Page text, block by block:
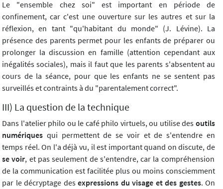
Le "ensemble chez soi" est important en période de
confinement, car c'est une ouverture sur les autres et sur la
réflexion, en tant "qu'habitant du monde" (J. Lévine). La
présence des parents permet pour les enfants de préparer ou
prolonger la discussion en famille (attention cependant aux
inégalités sociales), mais il faut que les parents s'absentent au
cours de la séance, pour que les enfants ne se sentent pas
surveillés et contraints à du "parentalement correct".
III) La question de la technique
Dans l'atelier philo ou le café philo virtuels, ou utilise des outils
numériques qui permettent de se voir et de s'entendre en
temps réel. On l'a déjà vu, il est important quand on discute, de
se voir, et pas seulement de s'entendre, car la compréhension
de la communication est facilitée plus ou moins consciemment
par le décryptage desexpressions du visage et des gestes. On